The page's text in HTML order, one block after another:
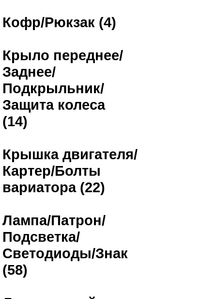
Кофр/Рюкзак (4)
Крыло переднее/
Заднее/
Подкрыльник/
Защита колеса
(14)
Крышка двигателя/
Картер/Болты
вариатора (22)
Лампа/Патрон/
Подсветка/
Светодиоды/Знак
(58)